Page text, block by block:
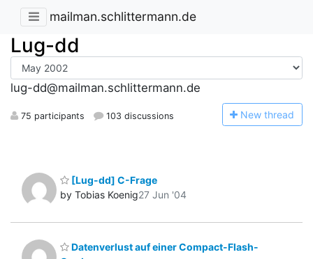
mailman.schlittermann.de
Lug-dd
lug-dd@mailman.schlittermann.de
75 participants 103 discussions New thread
[Lug-dd] C-Frage
by Tobias Koenig27 Jun '04
Datenverlust auf einer Compact-Flash-